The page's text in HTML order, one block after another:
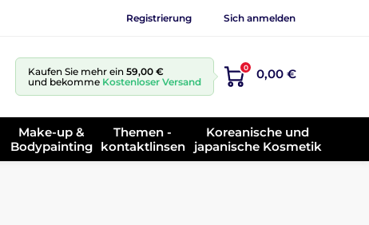
Registrierung Sich anmelden
Kaufen Sie mehr ein 59,00 €
und bekomme Kostenloser Versand
0 0,00 €
Make-up &
Bodypainting
Themen -
kontaktlinsen
Koreanische und
japanische Kosmetik